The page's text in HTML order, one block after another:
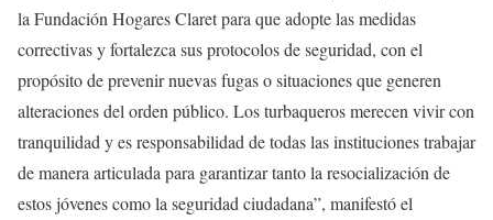
la Fundación Hogares Claret para que adopte las medidas
correctivas y fortalezca sus protocolos de seguridad, con el
propósito de prevenir nuevas fugas o situaciones que generen
alteraciones del orden público. Los turbaqueros merecen vivir con
tranquilidad y es responsabilidad de todas las instituciones trabajar
de manera articulada para garantizar tanto la resocialización de
estos jóvenes como la seguridad ciudadana”, manifestó el